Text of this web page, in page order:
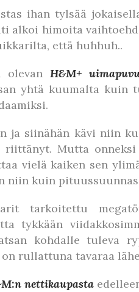
ihan tylsää
alkoi himoita
että huhhuh..
olevan H&M+
yhtä kuumalta
ja siinähän kävi niin
Mutta
vielä kaiken sen
niin kuin
tarkoitettu
tykkään
kohdalle tuleva
rullattuna tavaraa
nettikaupasta